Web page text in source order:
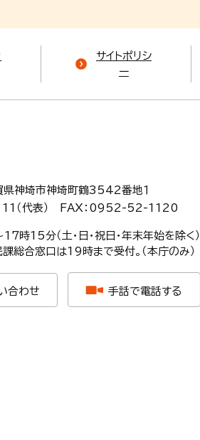
サイトポリシ
ー
埼市神埼町鶴3542番地１
（代表）
FAX：0952-52-1120
時15分（土・日・祝日・年末年始を除く）
総合窓口は19時まで受付。（本庁のみ）
合わせ 手話で電話する